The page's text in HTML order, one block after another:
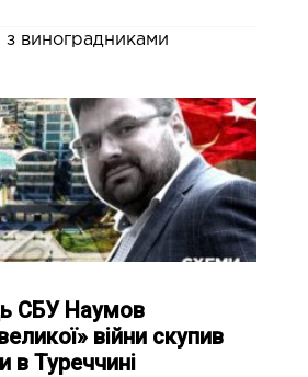
з виноградниками
СБУ Наумов
війни скупив
в Туреччині